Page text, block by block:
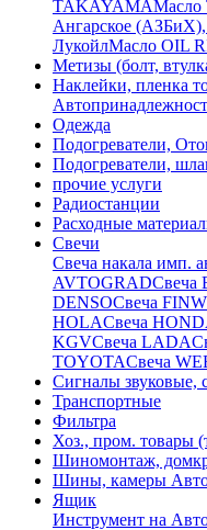
TAKAYAMAМасло
Ангарское
ЛукойлМасло ОIL
Метизы (болт,
Наклейки, пленка
Одежда
Подогреватели,
Подогреватели,
прочие услуги
Радиостанции
Расходные
Свечи
Свечa накала имп.
AVTOGRADСвеча
DENSOСвеча
HOLAСвеча
KGVСвеча LADA
TOYOTAСвеча
Сигналы звуковые,
Транспортные
Фильтра
Хоз., пром. товары
Шиномонтаж,
Шины, камеры
Ящик
Инструмент на